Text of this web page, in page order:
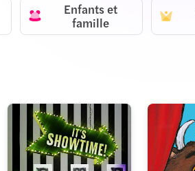
Enfants et
famille